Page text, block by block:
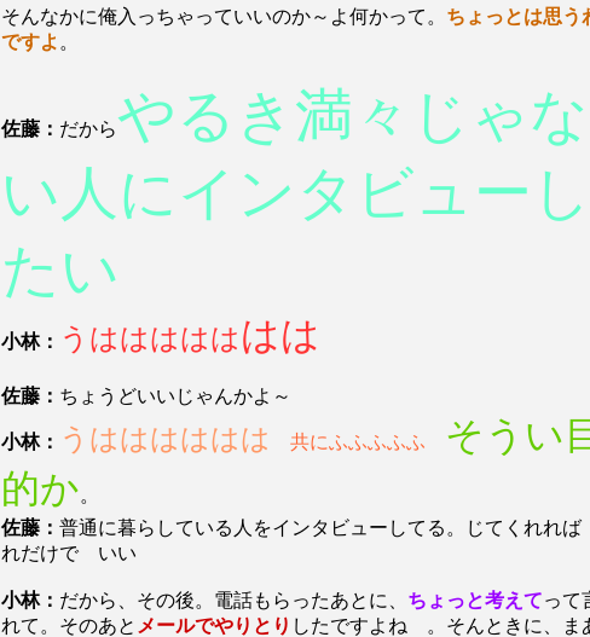
そんなかに俺入っちゃっていいのか～よ何かって。 ちょっとは思う
ですよ 。
佐藤： だからやるき満々じゃな
い人にインタビューし
たい
小林： うははははははは
佐藤： ちょうどいいじゃんかよ～
小林： うはははははは 共にふふふふふ
そうい
的か。
佐藤： 普通に暮らしている人をインタビューしてる。じてくれれ
れだけで いい
小林： だから、その後。電話もらったあとに、 ちょっと考えてって
れて。そのあと メールでやりとり したですよね 。そんときに、